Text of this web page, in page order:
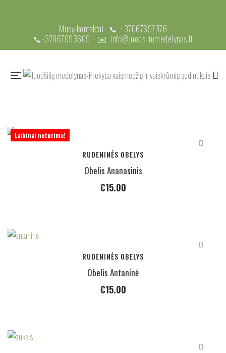
Mūsų kontaktai 📞 +37067697376
📞+37067093609 ✉️ info@juodsiliumedelynas.lt
Laikinai neturime!
RUDENINĖS OBELYS
Obelis Ananasinis
€15.00
RUDENINĖS OBELYS
Obelis Antaninė
€15.00